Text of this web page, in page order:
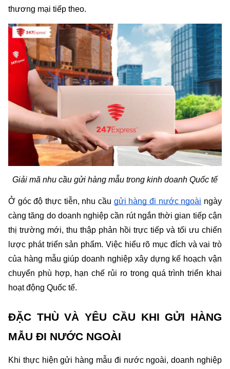
thương mại tiếp theo.
Giải mã nhu cầu gửi hàng mẫu trong kinh doanh Quốc tế
Ở góc độ thực tiễn, nhu cầu gửi hàng đi nước ngoài ngày
càng tăng do doanh nghiệp cần rút ngắn thời gian tiếp cận
thị trường mới, thu thập phản hồi trực tiếp và tối ưu chiến
lược phát triển sản phẩm. Việc hiểu rõ mục đích và vai trò
của hàng mẫu giúp doanh nghiệp xây dựng kế hoạch vận
chuyển phù hợp, hạn chế rủi ro trong quá trình triển khai
hoạt động Quốc tế.
ĐẶC THÙ VÀ YÊU CẦU KHI GỬI HÀNG
MẪU ĐI NƯỚC NGOÀI
Khi thực hiện gửi hàng mẫu đi nước ngoài, doanh nghiệp